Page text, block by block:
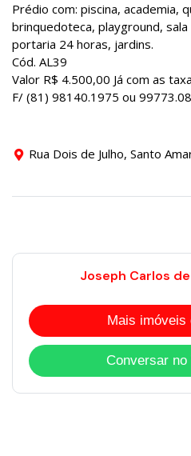
Prédio com: piscina, academia,
brinquedoteca, playground,
portaria 24 horas, jardins.
Cód. AL39
Valor R$ 4.500,00 Já com as
F/ (81) 98140.1975 ou
Rua Dois de Julho, Santo
Joseph Carlos
Mais imóveis
Conversar no